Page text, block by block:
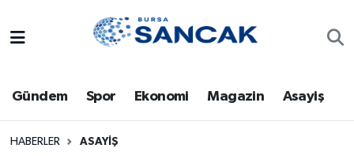
Gündem Spor Ekonomi Magazin Asayiş
HABERLER ASAYIŞ
Bursa
Dünya
Trafik Durumu
Süper Lig Puan Durumu ve Fikstür